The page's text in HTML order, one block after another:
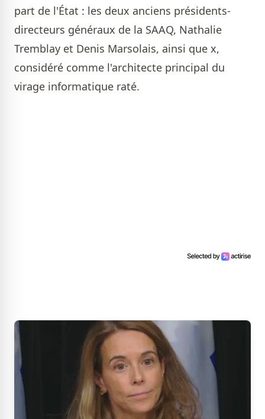
part de l'État : les deux anciens présidents-
directeurs généraux de la SAAQ, Nathalie
Tremblay et Denis Marsolais, ainsi que x,
considéré comme l'architecte principal du
virage informatique raté.